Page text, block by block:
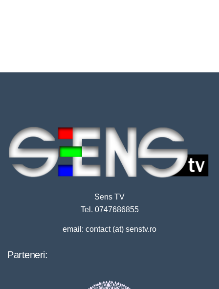
Sens TV
Tel. 0747686855
email: contact (at) senstv.ro
Parteneri: